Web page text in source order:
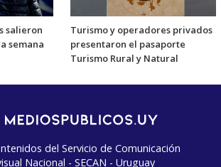
salieron
semana
Turismo y operadores privados
presentaron el pasaporte
Turismo Rural y Natural
del Servicio de Comunicación
Nacional - SECAN - Uruguay